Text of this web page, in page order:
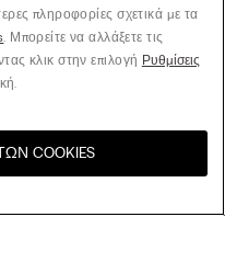
States
πληροφορίες σχετικά με τα
. Μπορείτε να αλλάξετε τις
κλικ στην επιλογή Ρυθμίσεις
COOKIES